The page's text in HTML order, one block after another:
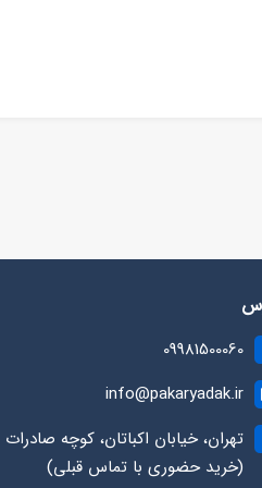
09981500060
info@pakaryadak.ir
تهران، خیابان اکباتان، کوچه صادرات
(خرید حضوری با تماس قبلی)